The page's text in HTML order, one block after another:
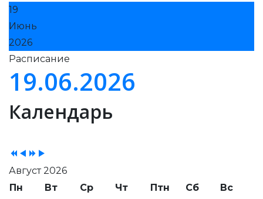
19
Июнь
2026
Расписание
19.06.2026
Календарь
Previous
Year
Previous
Month
YearMonth
Август 2026
Пн
Вт Ср Чт Птн Сб
Вс